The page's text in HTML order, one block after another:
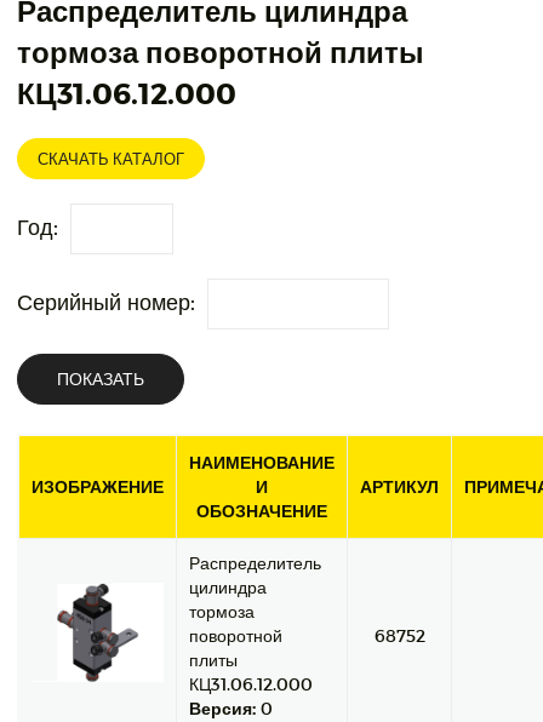
Распределитель цилиндра
тормоза поворотной плиты
КЦ31.06.12.000
СКАЧАТЬ КАТАЛОГ
Год:
Серийный номер:
ПОКАЗАТЬ
ИЗОБРАЖЕНИЕ
НАИМЕНОВАНИЕ
И
ОБОЗНАЧЕНИЕ
АРТИКУЛ
Распределитель
цилиндра
тормоза
поворотной
плиты
КЦ31.06.12.000
Версия: 0
68752